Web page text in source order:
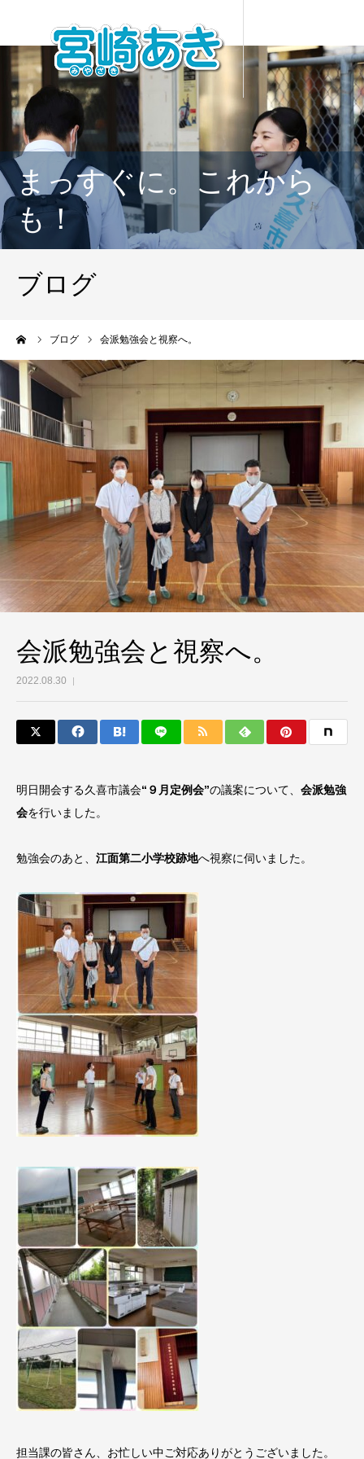
まっすぐに。これから
も！
ブログ
ブログ 会派勉強会と視察へ。
会派勉強会と視察へ。
2022.08.30
明日開会する久喜市議会“９月定例会”の議案について、 会派勉強
会を行いました。
勉強会のあと、 江面第二小学校跡地へ視察に伺いました。
担当課の皆さん、お忙しい中ご対応ありがとうございました。